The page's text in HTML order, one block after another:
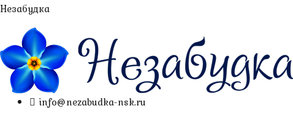
Перейти
содержимому
Незабудка
info@nezabudka-nsk.ru